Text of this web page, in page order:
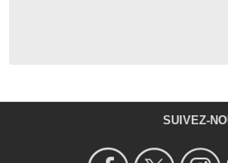
SUIVEZ-